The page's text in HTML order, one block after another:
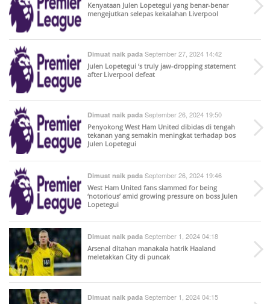
Kenyataan Julen Lopetegui yang benar-benar
mengejutkan selepas kekalahan Liverpool
Dimuat naik pada September 27, 2024 14:42
Julen Lopetegui ‘s truly jaw-dropping statement
after Liverpool defeat
Dimuat naik pada September 26, 2024 19:50
Penyokong West Ham United dibidas di tengah
tekanan yang semakin meningkat terhadap bos
Julen Lopetegui
Dimuat naik pada September 26, 2024 19:46
West Ham United fans slammed for being
‘notorious’ amid growing pressure on boss Julen
Lopetegui
Dimuat naik pada September 1, 2024 04:18
Arsenal ditahan manakala hatrik Haaland
meletakkan City di puncak
Dimuat naik pada September 1, 2024 04:15